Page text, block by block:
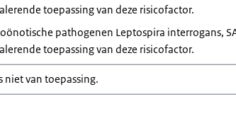
toepassing van deze risicofactor.
pathogenen Leptospira interrogans,
toepassing van deze risicofactor.
niet van toepassing.